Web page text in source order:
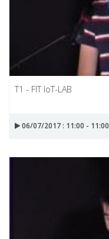
T1 - FIT IoT-LAB
06/07/2017 : 11:00 - 11:00